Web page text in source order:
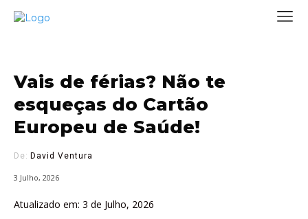
Vais de férias? Não te
esqueças do Cartão
Europeu de Saúde!
De: David Ventura
3 Julho, 2026
Atualizado em: 3 de Julho, 2026